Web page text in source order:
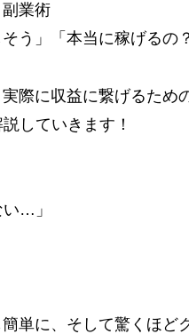
副業術
う」「本当に稼げるの
際に収益に繋げるため
していきます！
…」
単に、そして驚くほど